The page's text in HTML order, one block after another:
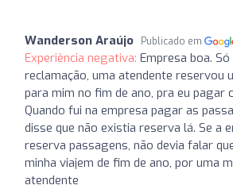
Wanderson Araújo Publicado em
Experiência negativa: Empresa boa.
reclamação, uma atendente reservou
para mim no fim de ano, pra eu pagar
Quando fui na empresa pagar as
disse que não existia reserva lá. Se a
reserva passagens, não devia falar
minha viajem de fim de ano, por uma
atendente